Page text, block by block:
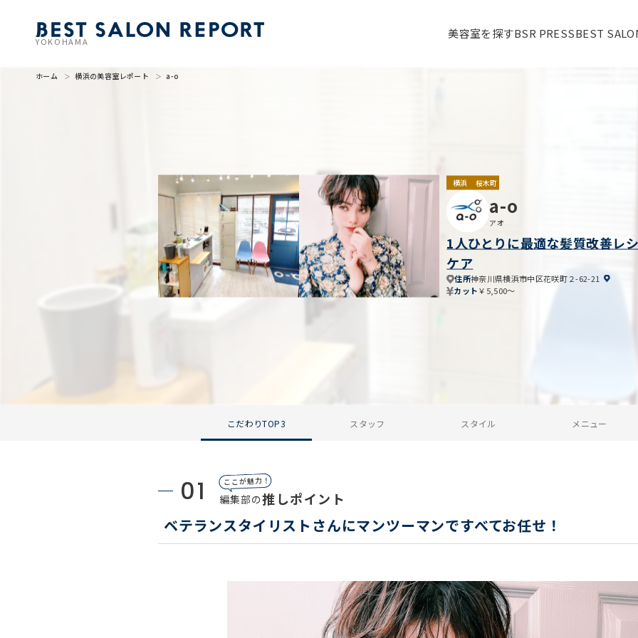
YOKOHAMA
美容室を探すBSR PRESSBEST
ホーム 横浜の美容室レポート a-o
横浜 桜木町
a-o
アオ
1人ひとりに最適な髪質改善レ
ケア
住所神奈川県横浜市中区花咲町２-62-21
カット￥5,500～
こだわりTOP3 スタッフ スタイル メニュー
01 ここが魅力！
編集部の推しポイント
ベテランスタイリストさんにマンツーマンですべてお任せ！